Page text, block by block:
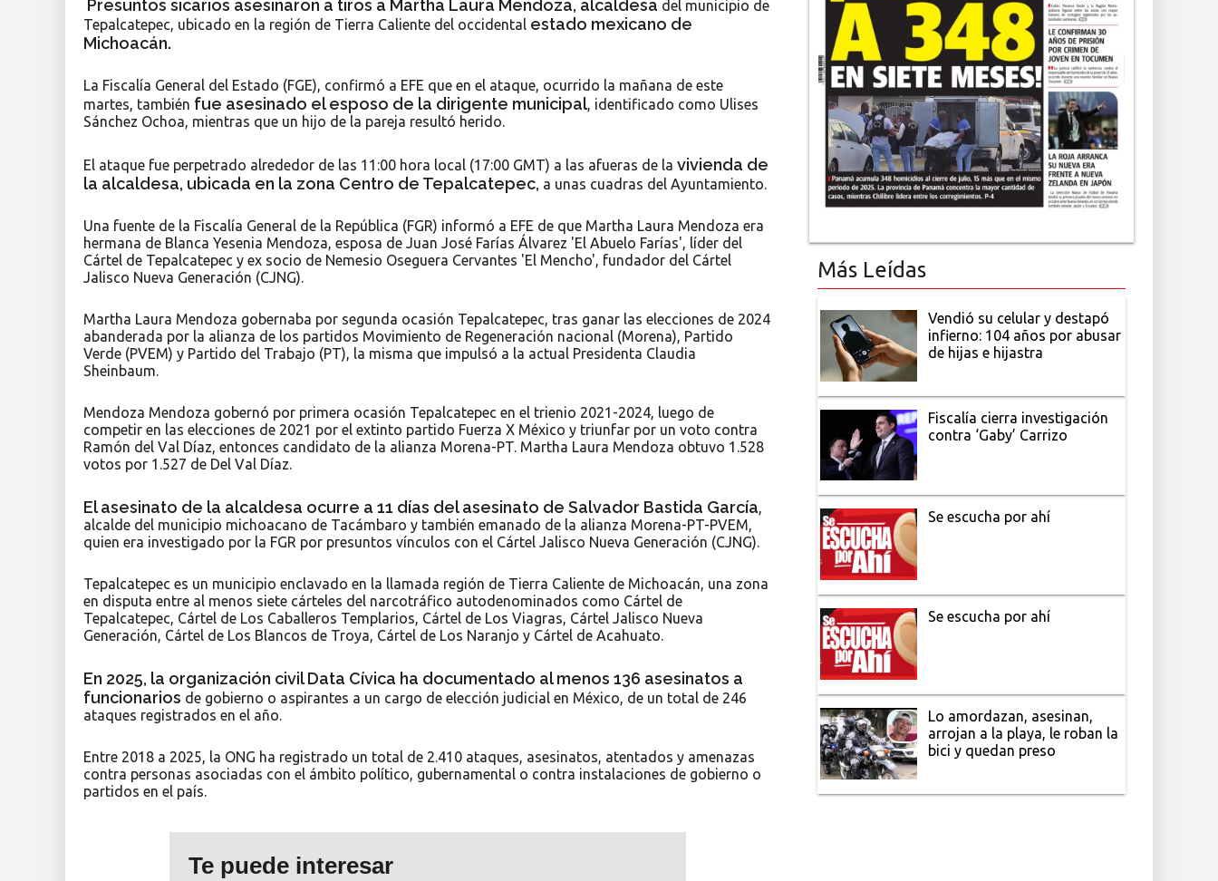
Presuntos sicarios asesinaron a tiros a Martha Laura Mendoza, alcaldesa del municipio de
Tepalcatepec, ubicado en la región de Tierra Caliente del occidental estado mexicano de
Michoacán.
La Fiscalía General del Estado (FGE), confirmó a EFE que en el ataque, ocurrido la mañana de este
martes, también fue asesinado el esposo de la dirigente municipal, identificado como Ulises
Sánchez Ochoa, mientras que un hijo de la pareja resultó herido.
El ataque fue perpetrado alrededor de las 11:00 hora local (17:00 GMT) a las afueras de la vivienda de
la alcaldesa, ubicada en la zona Centro de Tepalcatepec, a unas cuadras del Ayuntamiento.
Una fuente de la Fiscalía General de la República (FGR) informó a EFE de que Martha Laura Mendoza era
hermana de Blanca Yesenia Mendoza, esposa de Juan José Farías Álvarez 'El Abuelo Farías', líder del
Cártel de Tepalcatepec y ex socio de Nemesio Oseguera Cervantes 'El Mencho', fundador del Cártel
Jalisco Nueva Generación (CJNG).
Martha Laura Mendoza gobernaba por segunda ocasión Tepalcatepec, tras ganar las elecciones de 2024
abanderada por la alianza de los partidos Movimiento de Regeneración nacional (Morena), Partido
Verde (PVEM) y Partido del Trabajo (PT), la misma que impulsó a la actual Presidenta Claudia
Sheinbaum.
Mendoza Mendoza gobernó por primera ocasión Tepalcatepec en el trienio 2021-2024, luego de
competir en las elecciones de 2021 por el extinto partido Fuerza X México y triunfar por un voto contra
Ramón del Val Díaz, entonces candidato de la alianza Morena-PT. Martha Laura Mendoza obtuvo 1.528
votos por 1.527 de Del Val Díaz.
El asesinato de la alcaldesa ocurre a 11 días del asesinato de Salvador Bastida García,
alcalde del municipio michoacano de Tacámbaro y también emanado de la alianza Morena-PT-PVEM,
quien era investigado por la FGR por presuntos vínculos con el Cártel Jalisco Nueva Generación (CJNG).
Tepalcatepec es un municipio enclavado en la llamada región de Tierra Caliente de Michoacán, una zona
en disputa entre al menos siete cárteles del narcotráfico autodenominados como Cártel de
Tepalcatepec, Cártel de Los Caballeros Templarios, Cártel de Los Viagras, Cártel Jalisco Nueva
Generación, Cártel de Los Blancos de Troya, Cártel de Los Naranjo y Cártel de Acahuato.
En 2025, la organización civil Data Cívica ha documentado al menos 136 asesinatos a
funcionarios de gobierno o aspirantes a un cargo de elección judicial en México, de un total de 246
ataques registrados en el año.
Entre 2018 a 2025, la ONG ha registrado un total de 2.410 ataques, asesinatos, atentados y amenazas
contra personas asociadas con el ámbito político, gubernamental o contra instalaciones de gobierno o
partidos en el país.
Te puede interesar
Más Leídas
Vendió su celular y destapó
infierno: 104 años por abusar
de hijas e hijastra
Fiscalía cierra investigación
contra ‘Gaby’ Carrizo
Se escucha por ahí
Se escucha por ahí
Lo amordazan, asesinan,
arrojan a la playa, le roban la
bici y quedan preso